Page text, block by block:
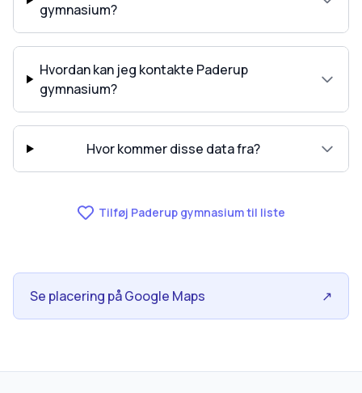
gymnasium?
Hvordan kan jeg kontakte Paderup
gymnasium?
Hvor kommer disse data fra?
Tilføj Paderup gymnasium til liste
Se placering på Google Maps ↗